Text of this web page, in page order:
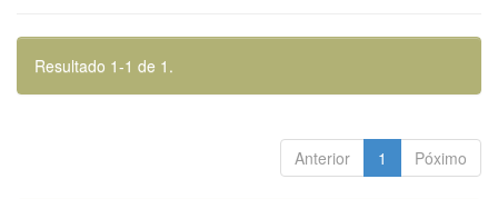
Resultado 1-1 de 1.
Anterior 1 Póximo